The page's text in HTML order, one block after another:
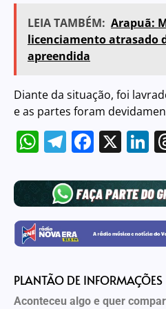
LEIA TAMBÉM: Arapuã:
licenciamento atrasado
apreendida
Diante da situação, foi
e as partes foram
WhatsApp
Telegram
X
PLANTÃO DE INFORMAÇÕES
Aconteceu algo e quer